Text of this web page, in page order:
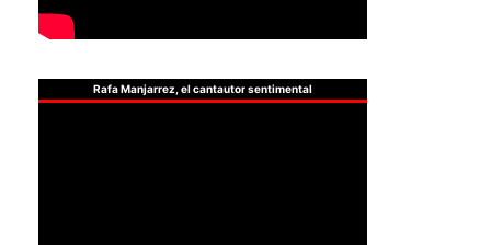
Rafa Manjarrez, el cantautor sentimental